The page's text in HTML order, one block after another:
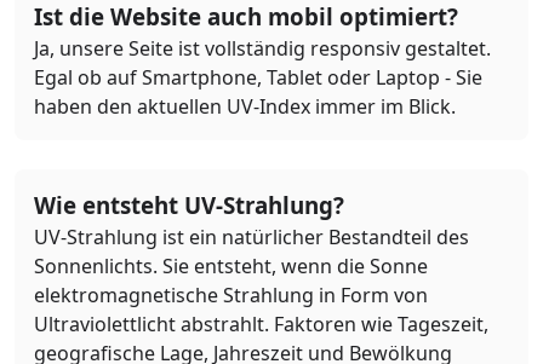
Ist die Website auch mobil optimiert?
Ja, unsere Seite ist vollständig responsiv gestaltet.
Egal ob auf Smartphone, Tablet oder Laptop - Sie
haben den aktuellen UV-Index immer im Blick.
Wie entsteht UV-Strahlung?
UV-Strahlung ist ein natürlicher Bestandteil des
Sonnenlichts. Sie entsteht, wenn die Sonne
elektromagnetische Strahlung in Form von
Ultraviolettlicht abstrahlt. Faktoren wie Tageszeit,
geografische Lage, Jahreszeit und Bewölkung